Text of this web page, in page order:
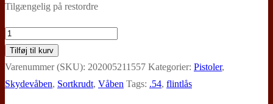
Tilgængelig på restordre
Davide
Pedersoli,
Mamelouk
(14,5
Tilføj til kurv
Varenummer (SKU): 202005211557 Kategorier: Pistoler,
Skydevåben, Sortkrudt, Våben Tags: .54, flintlås